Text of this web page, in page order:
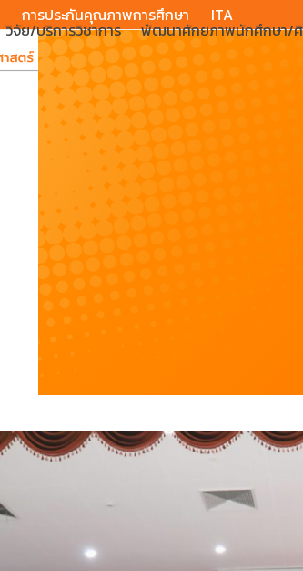
การประกันคุณภาพการศึกษา ITA
วิจัย/บริการวิชาการ พัฒนาศักยภาพนักศึกษา/ศิ